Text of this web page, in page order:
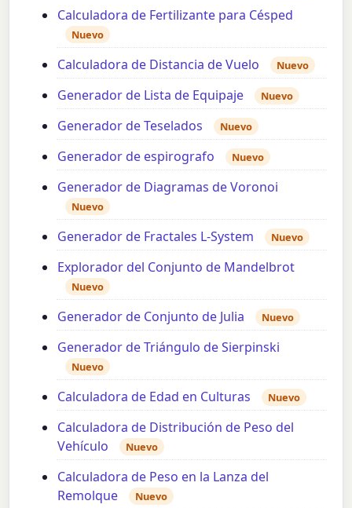
Calculadora de Fertilizante para Césped
Nuevo
Calculadora de Distancia de Vuelo Nuevo
Generador de Lista de Equipaje Nuevo
Generador de Teselados Nuevo
Generador de espirografo Nuevo
Generador de Diagramas de Voronoi
Nuevo
Generador de Fractales L-System Nuevo
Explorador del Conjunto de Mandelbrot
Nuevo
Generador de Conjunto de Julia Nuevo
Generador de Triángulo de Sierpinski
Nuevo
Calculadora de Edad en Culturas Nuevo
Calculadora de Distribución de Peso del
Vehículo
Nuevo
Calculadora de Peso en la Lanza del
Remolque
Nuevo